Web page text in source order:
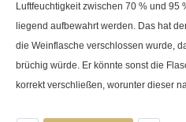
Luftfeuchtigkeit zwischen 70 % und 95
liegend aufbewahrt werden. Das hat
die Weinflasche verschlossen wurde,
brüchig würde. Er könnte sonst die
korrekt verschließen, worunter dieser